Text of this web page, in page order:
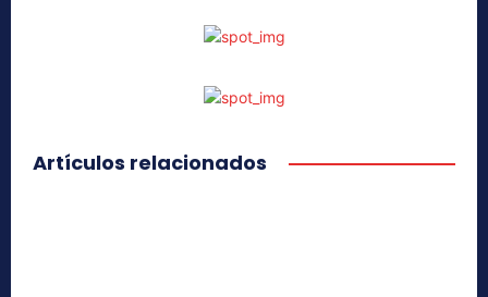
Artículos relacionados